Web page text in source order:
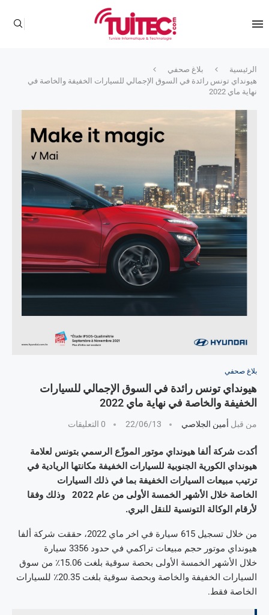
الرئيسية
بلاغ صحفي
هيونداي تونس رائدة في السوق الإجمالي للسيارات الخفيفة والخاصة في
نهاية ماي 2022
بلاغ صحفي
هيونداي تونس رائدة في السوق الإجمالي للسيارات
الخفيفة والخاصة في نهاية ماي 2022
من قبل أمين الجلاصي 22/06/13 0 التعليقات
أكدت شركة ألفا هيونداي موتور الموزّع الرسمي بتونس لعلامة
هيونداي الكورية الجنوبية للسيارات الخفيفة مكانتها الريادية في
ترتيب مبيعات السيارات الخفيفة بما في ذلك السيارات
الخاصة خلال الأشهر الخمسة الأولى من عام 2022
وذلك وفقا
لأرقام الوكالة التونسية للنقل البري.
من خلال تسجيل 615 سيارة في اخر ماي 2022، حققت شركة ألفا
هيونداي موتور حجم مبيعات تراكمي في حدود 3356 سيارة
خلال الأشهر الخمسة الأولى بحصة سوقية بلغت 15.06٪ من سوق
السيارات الخفيفة والخاصة وبحصة سوقية بلغت 20.35٪ للسيارات
الخاصة فقط.